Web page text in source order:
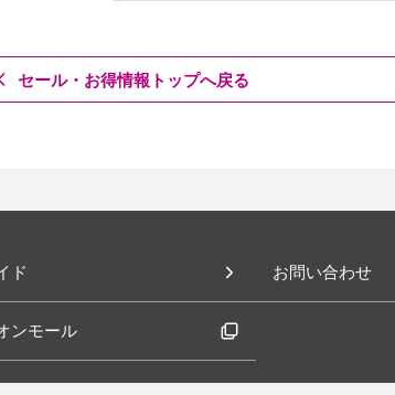
セール・お得情報トップへ戻る
ド お問い合わせ
ンモール